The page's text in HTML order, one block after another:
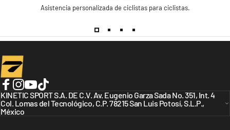
Asistencia personalizada de ciclistas para ciclistas.
Turbo Bicycles
Facebook
Instagram
YouTube
TikTok
KINETIC SPORT S.A. DE C.V. Av. Eugenio Garza Sada No. 351, Int. 4
Col. Lomas del Tecnológico, C.P. 78215 San Luis Potosí, S.L.P.,
México